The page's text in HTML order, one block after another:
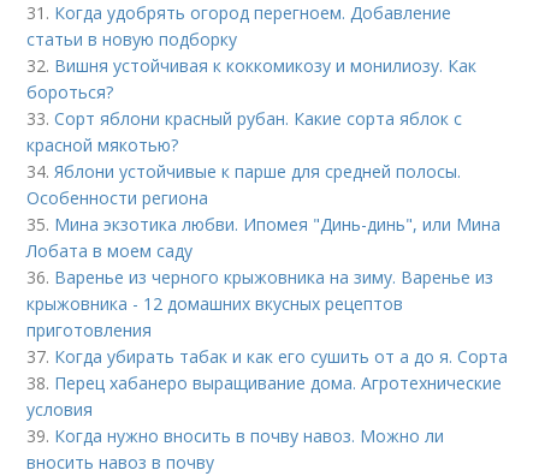
31. Когда удобрять огород перегноем. Добавление
статьи в новую подборку
32. Вишня устойчивая к коккомикозу и монилиозу. Как
бороться?
33.Сорт яблони красный рубан. Какие сорта яблок с
красной мякотью?
34.Яблони устойчивые к парше для средней полосы.
Особенности региона
35. Мина экзотика любви. Ипомея "Динь-динь", или Мина
Лобата в моем саду
36. Варенье из черного крыжовника на зиму. Варенье из
крыжовника - 12 домашних вкусных рецептов
приготовления
37. Когда убирать табак и как его сушить от а до я. Сорта
38. Перец хабанеро выращивание дома. Агротехнические
условия
39. Когда нужно вносить в почву навоз. Можно ли
вносить навоз в почву